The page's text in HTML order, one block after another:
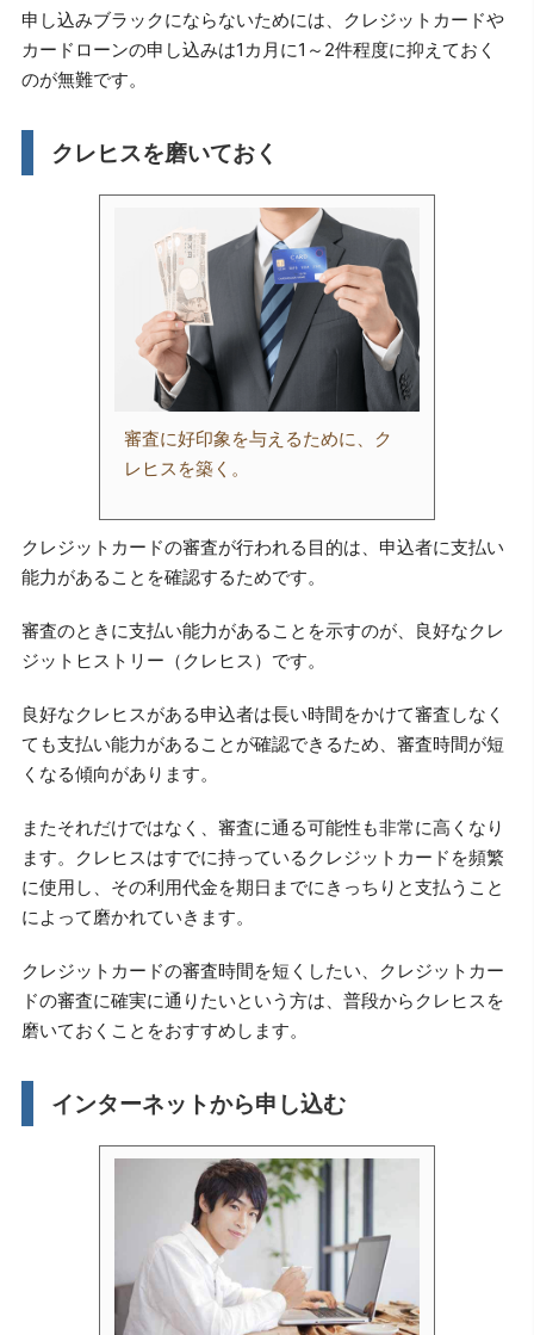
申し込みブラックにならないためには、クレジットカードや
カードローンの申し込みは1カ月に1～2件程度に抑えておく
のが無難です。
クレヒスを磨いておく
審査に好印象を与えるために、ク
レヒスを築く。
クレジットカードの審査が行われる目的は、申込者に支払い
能力があることを確認するためです。
審査のときに支払い能力があることを示すのが、良好なクレ
ジットヒストリー（クレヒス）です。
良好なクレヒスがある申込者は長い時間をかけて審査しなく
ても支払い能力があることが確認できるため、審査時間が短
くなる傾向があります。
またそれだけではなく、審査に通る可能性も非常に高くなり
ます。クレヒスはすでに持っているクレジットカードを頻繁
に使用し、その利用代金を期日までにきっちりと支払うこと
によって磨かれていきます。
クレジットカードの審査時間を短くしたい、クレジットカー
ドの審査に確実に通りたいという方は、普段からクレヒスを
磨いておくことをおすすめします。
インターネットから申し込む